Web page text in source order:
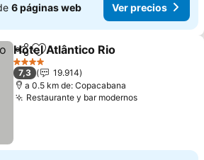
6 páginas web Ver precios
CompartirAñadir a favoritos
Hotel Atlântico Rio
4 Estrellas
7,3
19.914
a 0.5 km de: Copacabana
Restaurante y bar modernosVer precios